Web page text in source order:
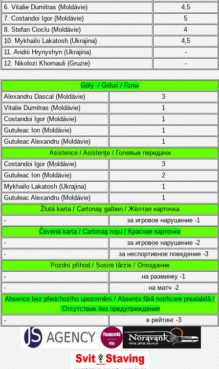
6. Vitalie Dumitras (Moldávie)
4,5
7. Costandoi Igor (Moldávie)
5
8. Stefan Cioclu (Moldávie)
4
10. Mykhailo Lakatosh (Ukrajina)
4,5
11. Andrii Hrynyshyn (Ukrajina)
-
12. Nikolozi Khornauli (Gruzie)
-
Góly / Goluri / Голы
Alexandru Dascal (Moldávie)
3
Vitalie Dumitras (Moldávie)
1
Costandoi Igor (Moldávie)
1
Gutuleac Ion (Moldávie)
1
Gutuleac Alexandru (Moldávie)
1
Asistence / Asistenţe / Голевые передачи
Costandoi Igor (Moldávie)
3
Gutuleac Ion (Moldávie)
2
Mykhailo Lakatosh (Ukrajina)
1
Gutuleac Alexandru (Moldávie)
1
Žlutá karta / Cartonaş galben / Жёлтая карточка
-
за игровое нарушение -1
Čevená karta / Cartonaş roşu / Красная карточка
-
за игровое нарушение -2
-
за неспортивное поведение -3
Pozdní příhod / Sosire târzie / Опоздание
-
на разминку -1
-
на матч -2
Absence bez předchozího upozornění / Absența fără notificare prealabilă /
Отсутствие без предупреждения
-
в рейтинг -3